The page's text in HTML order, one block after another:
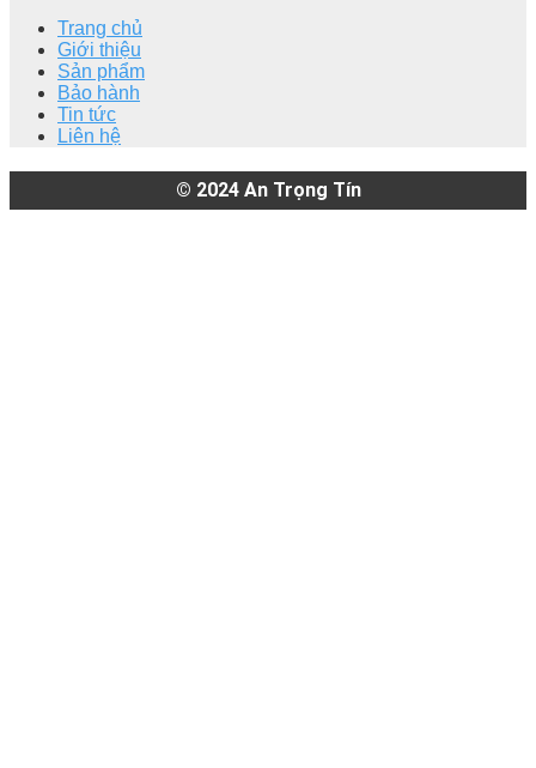
Trang chủ
Giới thiệu
Sản phẩm
Bảo hành
Tin tức
Liên hệ
© 2024 An Trọng Tín